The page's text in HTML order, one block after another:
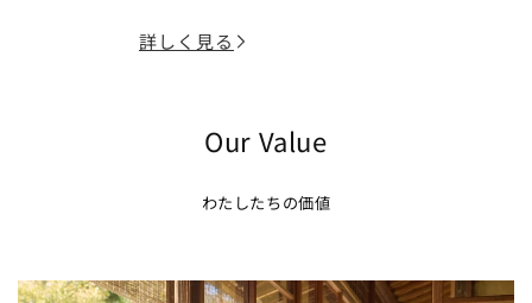
詳しく見る
Our Value
わたしたちの価値